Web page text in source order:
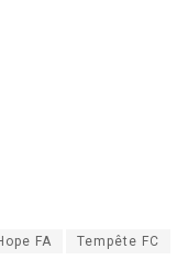
FA Tempête FC